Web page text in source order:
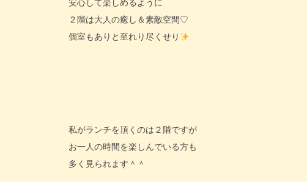
安心して楽しめるように
２階は大人の癒し＆素敵空間♡
個室もありと至れり尽くせり
私がランチを頂くのは２階ですが
お一人の時間を楽しんでいる方も
多く見られます＾＾